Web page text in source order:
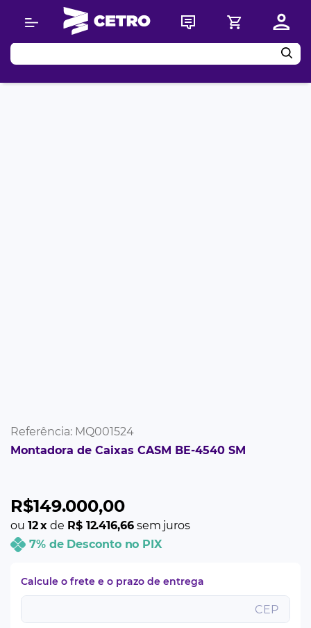
Buscar
Referência: MQ001524
Montadora de Caixas CASM BE-4540 SM
R$149.000,00
ou 12 x de R$ 12.416,66 sem juros
7% de Desconto no PIX